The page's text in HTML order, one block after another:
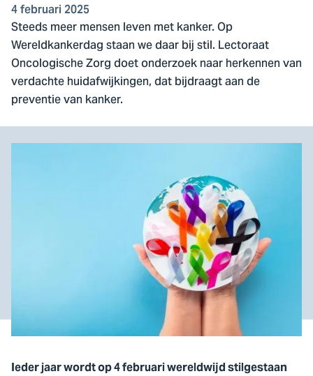
4 februari 2025
Steeds meer mensen leven met kanker. Op
Wereldkankerdag staan we daar bij stil. Lectoraat
Oncologische Zorg doet onderzoek naar herkennen van
verdachte huidafwijkingen, dat bijdraagt aan de
preventie van kanker.
Ieder jaar wordt op 4 februari wereldwijd stilgestaan